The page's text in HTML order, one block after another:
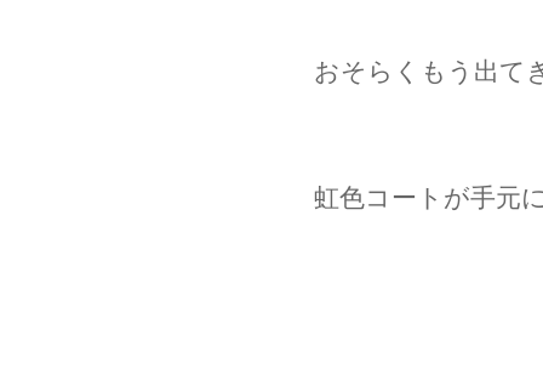
おそらくもう出て
虹色コートが手元